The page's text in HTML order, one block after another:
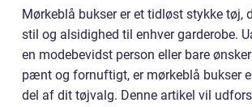
Mørkeblå bukser er et tidløst stykke tøj,
stil og alsidighed til enhver garderobe.
en modebevidst person eller bare
pænt og fornuftigt, er mørkeblå bukser
del af dit tøjvalg. Denne artikel vil